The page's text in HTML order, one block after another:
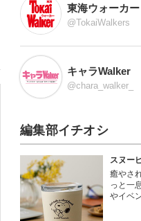
東海ウォーカー
@TokaiWalkers
キャラWalker
@chara_walker_
編集部イチオシ
スヌー
癒やさ
っと一
やイベ